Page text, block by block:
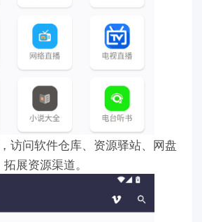
访问软件仓库、资源驿站、网盘
展资源渠道。